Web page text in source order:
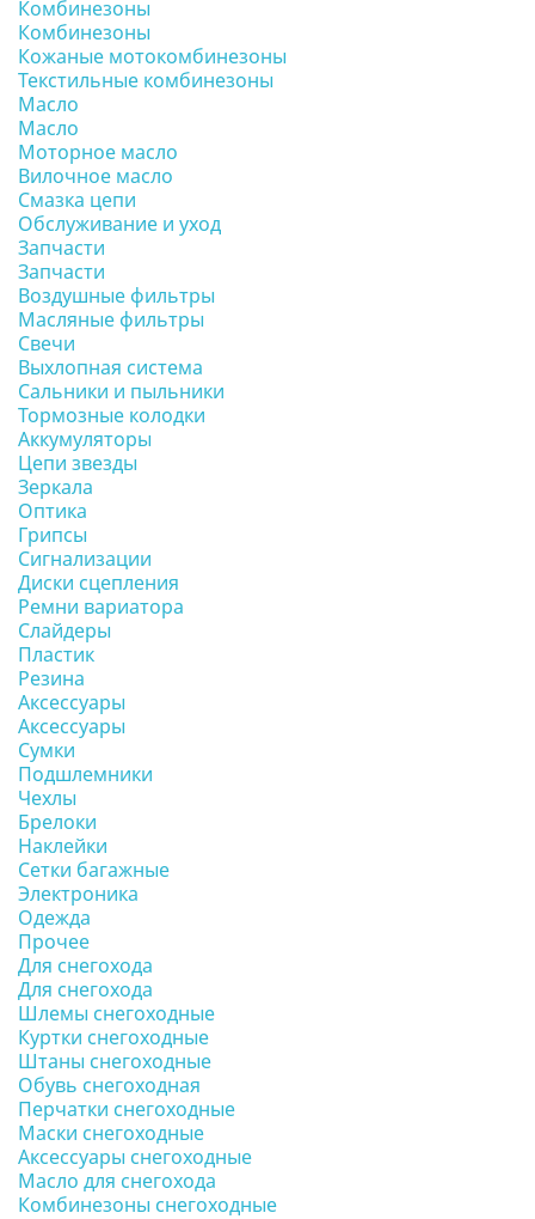
Комбинезоны
Комбинезоны
Кожаные мотокомбинезоны
Текстильные комбинезоны
Масло
Масло
Моторное масло
Вилочное масло
Смазка цепи
Обслуживание и уход
Запчасти
Запчасти
Воздушные фильтры
Масляные фильтры
Свечи
Выхлопная система
Сальники и пыльники
Тормозные колодки
Аккумуляторы
Цепи звезды
Зеркала
Оптика
Грипсы
Сигнализации
Диски сцепления
Ремни вариатора
Слайдеры
Пластик
Резина
Аксессуары
Аксессуары
Сумки
Подшлемники
Чехлы
Брелоки
Наклейки
Сетки багажные
Электроника
Одежда
Прочее
Для снегохода
Для снегохода
Шлемы снегоходные
Куртки снегоходные
Штаны снегоходные
Обувь снегоходная
Перчатки снегоходные
Маски снегоходные
Аксессуары снегоходные
Масло для снегохода
Комбинезоны снегоходные